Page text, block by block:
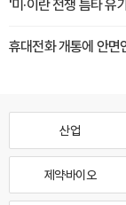
'미·이란 전쟁 틈타
휴대전화 개통에 안면
산업
제약·바이오